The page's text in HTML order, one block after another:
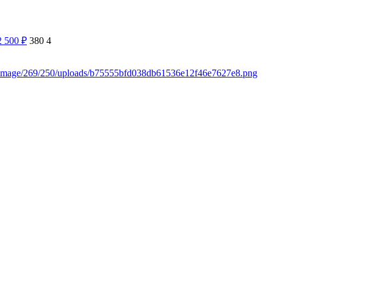
500 ₽ 380 4
269/250/uploads/b75555bfd038db61536e12f46e7627e8.png